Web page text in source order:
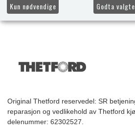
Original Thetford reservedel: SR
reparasjon og vedlikehold av Thetford
delenummer: 62302527.
Kun nødvendige Godta valgte